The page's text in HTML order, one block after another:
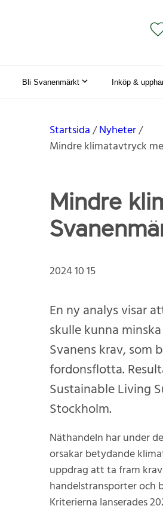
Bli Svanenmärkt Inköp &
Startsida Nyheter
Mindre klimatavtryck
Mindre
2024 10 15
En ny analys visar
skulle kunna
Svanens krav, som
fordonsflotta.
Sustainable Living
Stockholm.
Näthandeln har under
orsakar betydande
uppdrag att ta fram
handelstransporter och
Kriterierna lanserades